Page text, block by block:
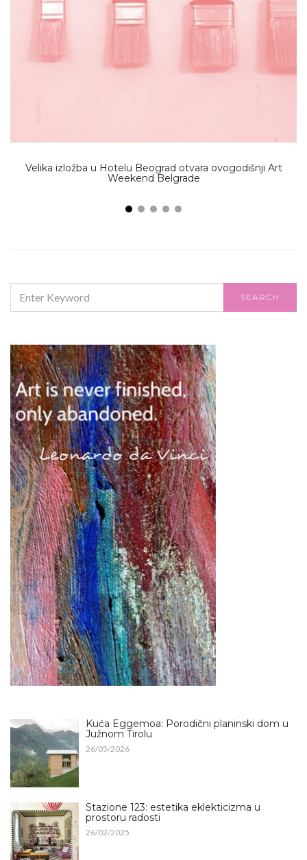
Velika izložba u Hotelu Beograd otvara ovogodišnji Art
Weekend Belgrade
FOR:
SEARCH
Kuća Eggemoa: Porodični planinski dom u
Južnom Tirolu
26/05/2026
Stazione 123: estetika eklekticizma u
prostoru radosti
26/02/2025